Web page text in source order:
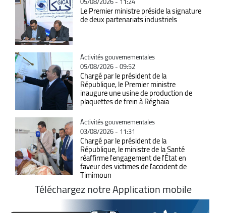
Le Premier ministre préside la signature
de deux partenariats industriels
Catégorie
Activités gouvernementales
05/08/2026 - 09:52
Chargé par le président de la
République, le Premier ministre
inaugure une usine de production de
plaquettes de frein à Réghaïa
Catégorie
Activités gouvernementales
03/08/2026 - 11:31
Chargé par le président de la
République, le ministre de la Santé
réaffirme l'engagement de l'État en
faveur des victimes de l'accident de
Timimoun
Téléchargez notre Application mobile